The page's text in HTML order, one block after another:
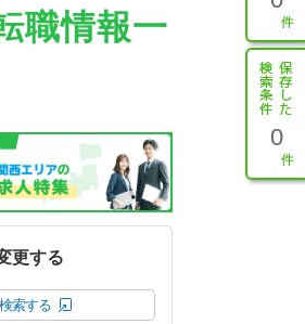
0
職情報一
更する
索する